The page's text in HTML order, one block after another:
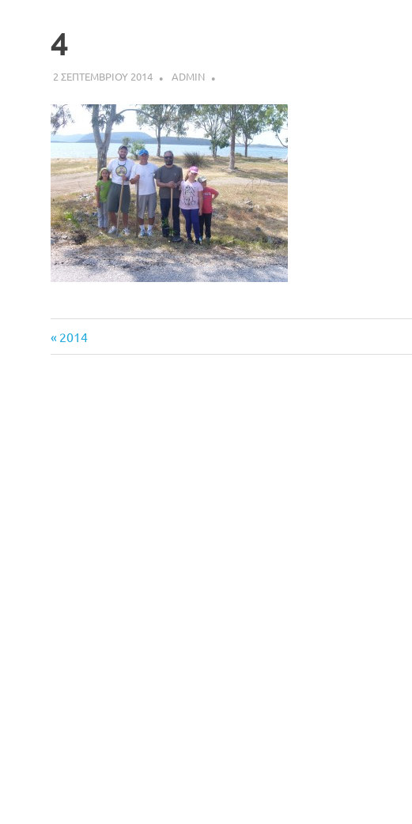
4
2 ΣΕΠΤΕΜΒΡΙΟΥ 2014 ADMIN
Πλοήγηση
Previous
Post:
2014